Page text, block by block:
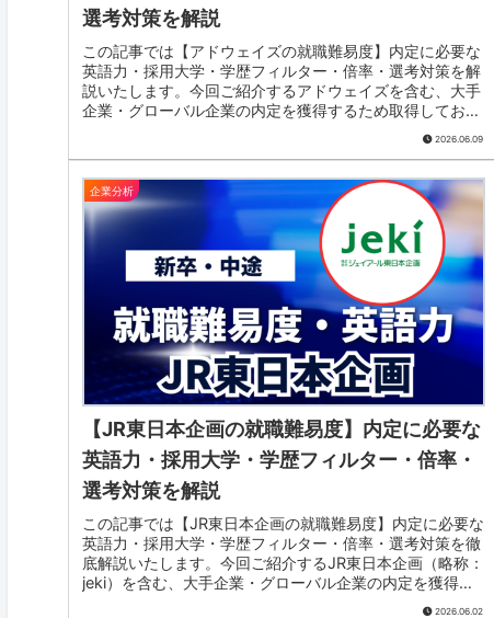
選考対策を解説
この記事では【アドウェイズの就職難易度】内定に必要な
英語力・採用大学・学歴フィルター・倍率・選考対策を解
説いたします。今回ご紹介するアドウェイズを含む、大手
企業・グローバル企業の内定を獲得するため取得しておき
たいTOEICスコアをまとめています。就職活動の参考にし
2026.06.09
企業分析
【JR東日本企画の就職難易度】内定に必要な
英語力・採用大学・学歴フィルター・倍率・
選考対策を解説
この記事では【JR東日本企画の就職難易度】内定に必要な
英語力・採用大学・学歴フィルター・倍率・選考対策を徹
底解説いたします。今回ご紹介するJR東日本企画（略称：
jeki）を含む、大手企業・グローバル企業の内定を獲得す
るため取得しておきたいTOEICスコアをまとめています。
2026.06.02